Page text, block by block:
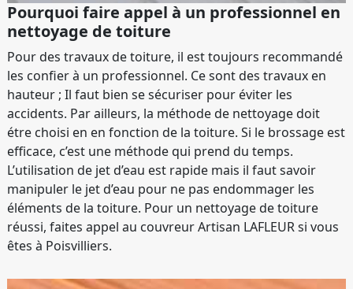
Pourquoi faire appel à un professionnel en
nettoyage de toiture
Pour des travaux de toiture, il est toujours recommandé
les confier à un professionnel. Ce sont des travaux en
hauteur ; Il faut bien se sécuriser pour éviter les
accidents. Par ailleurs, la méthode de nettoyage doit
étre choisi en en fonction de la toiture. Si le brossage est
efficace, c’est une méthode qui prend du temps.
L’utilisation de jet d’eau est rapide mais il faut savoir
manipuler le jet d’eau pour ne pas endommager les
éléments de la toiture. Pour un nettoyage de toiture
réussi, faites appel au couvreur Artisan LAFLEUR si vous
êtes à Poisvilliers.